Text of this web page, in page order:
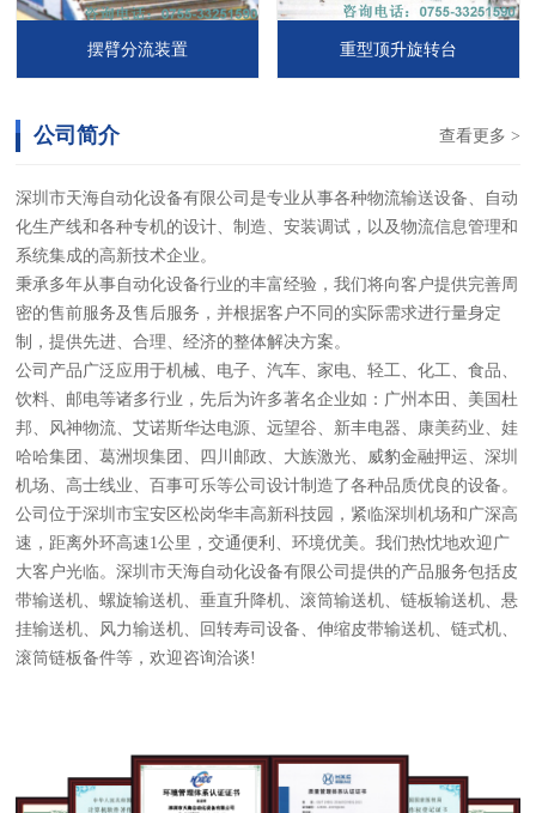
摆臂分流装置 重型顶升旋转台
查看更多 >
公司简介
深圳市天海自动化设备有限公司是专业从事各种物流输送设备、自动
化生产线和各种专机的设计、制造、安装调试，以及物流信息管理和
系统集成的高新技术企业。
秉承多年从事自动化设备行业的丰富经验，我们将向客户提供完善周
密的售前服务及售后服务，并根据客户不同的实际需求进行量身定
制，提供先进、合理、经济的整体解决方案。
公司产品广泛应用于机械、电子、汽车、家电、轻工、化工、食品、
饮料、邮电等诸多行业，先后为许多著名企业如：广州本田、美国杜
邦、风神物流、艾诺斯华达电源、远望谷、新丰电器、康美药业、娃
哈哈集团、葛洲坝集团、四川邮政、大族激光、威豹金融押运、深圳
机场、高士线业、百事可乐等公司设计制造了各种品质优良的设备。
公司位于深圳市宝安区松岗华丰高新科技园，紧临深圳机场和广深高
速，距离外环高速1公里，交通便利、环境优美。我们热忱地欢迎广
大客户光临。深圳市天海自动化设备有限公司提供的产品服务包括皮
带输送机、螺旋输送机、垂直升降机、滚筒输送机、链板输送机、悬
挂输送机、风力输送机、回转寿司设备、伸缩皮带输送机、链式机、
滚筒链板备件等，欢迎咨询洽谈!